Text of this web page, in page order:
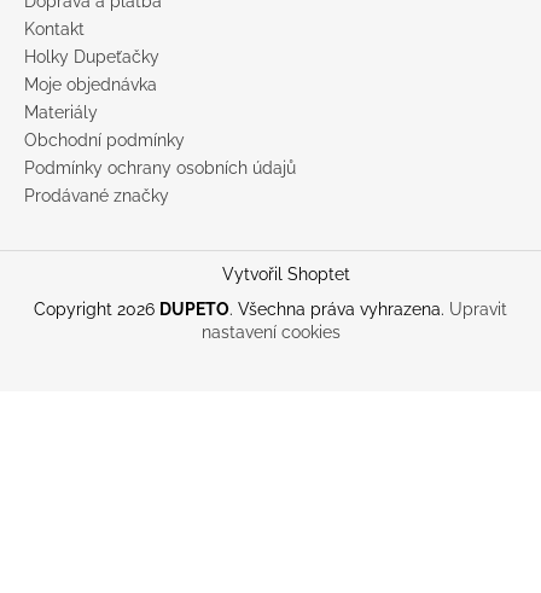
Kontakt
Holky Dupeťačky
Moje objednávka
Materiály
Obchodní podmínky
Podmínky ochrany osobních údajů
Prodávané značky
Vytvořil Shoptet
Copyright 2026 DUPETO. Všechna práva vyhrazena. Upravit
nastavení cookies